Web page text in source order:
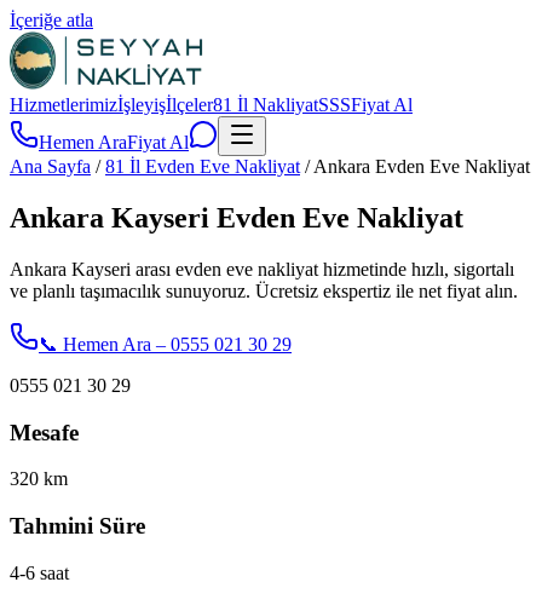
İçeriğe atla
Hizmetlerimizİşleyişİlçeler81 İl NakliyatSSSFiyat Al
Hemen AraFiyat Al
Ana Sayfa /81 İl Evden Eve Nakliyat /Ankara Evden Eve Nakliyat
Ankara Kayseri Evden Eve Nakliyat
Ankara Kayseri arası evden eve nakliyat hizmetinde hızlı, sigortalı
ve planlı taşımacılık sunuyoruz. Ücretsiz ekspertiz ile net fiyat alın.
📞 Hemen Ara – 0555 021 30 29
0555 021 30 29
Mesafe
320 km
Tahmini Süre
4-6 saat